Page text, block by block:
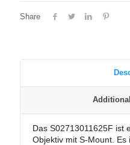
Share
Das S02713011625F ist
Objektiv mit S-Mount. Es